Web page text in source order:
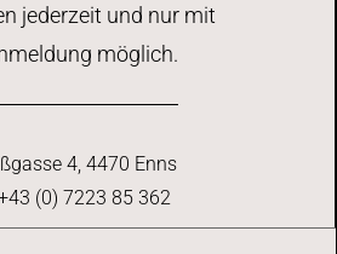
jederzeit und nur mit
möglich.
4, 4470 Enns
(0) 7223 85 362